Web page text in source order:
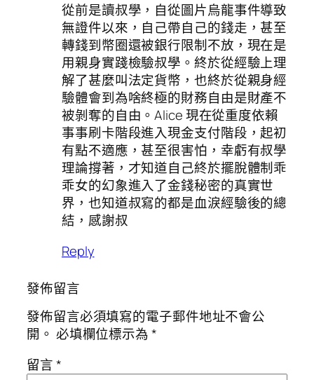
從前是讀叔學，自從圖片烏龍事件導致
無證件以來，自己帶自己的錢走，甚至
轉錢到幣圈還被銀行限制不放，現在是
用親身實踐檢驗叔學。終於從經驗上理
解了甚麼叫法定貨幣，也終於從親身經
驗體會到為啥終極的財務自由是財產不
被剝奪的自由。Alice 現在從重度依賴
事事刷卡階段進入現金支付階段，起初
有點不適應，甚至很害怕，幸虧有叔學
理論撐著，才知道自己終於擺脫體制乖
乖女的幻象進入了金錢秘密的真實世
界，也知道叔寫的都是血淚經驗後的總
結，感謝叔
Reply
發佈留言
發佈留言必須填寫的電子郵件地址不會公
開。 必填欄位標示為*
留言*